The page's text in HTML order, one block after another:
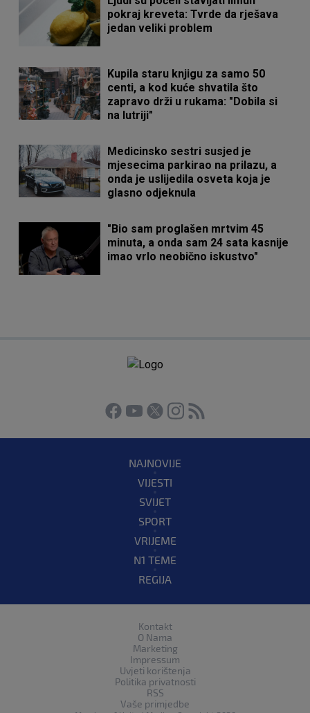
pokraj kreveta: Tvrde da rješava
jedan veliki problem
Kupila staru knjigu za samo 50
centi, a kod kuće shvatila što
zapravo drži u rukama: "Dobila si
na lutriji"
Medicinsko sestri susjed je
mjesecima parkirao na prilazu, a
onda je uslijedila osveta koja je
glasno odjeknula
"Bio sam proglašen mrtvim 45
minuta, a onda sam 24 sata kasnije
imao vrlo neobično iskustvo"
NAJNOVIJE
VIJESTI
SVIJET
SPORT
VRIJEME
N1 TEME
REGIJA
Kontakt
O Nama
Marketing
Impressum
Uvjeti korištenja
Politika privatnosti
RSS
Vaše primjedbe